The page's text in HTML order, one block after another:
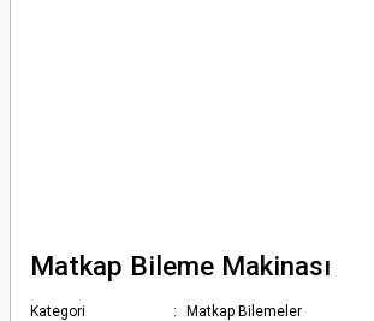
Matkap Bileme Makinası
Kategori
Matkap Bilemeler